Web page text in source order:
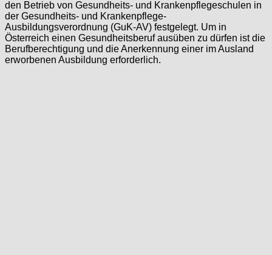
den Betrieb von Gesundheits- und Krankenpflegeschulen in
der Gesundheits- und Krankenpflege-
Ausbildungsverordnung (GuK-AV) festgelegt. Um in
Österreich einen Gesundheitsberuf ausüben zu dürfen ist die
Berufberechtigung und die Anerkennung einer im Ausland
erworbenen Ausbildung erforderlich.